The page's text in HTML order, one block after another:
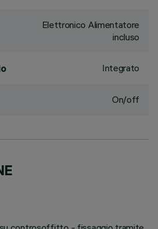
Elettronico Alimentatore
incluso
Integrato
On/off